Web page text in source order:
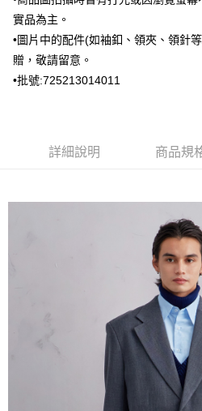
每筆NT$350，滿NT$3,500(含以上)免
LINEX 宇迅國際
實品為主。
•圖片中的配件(如袖釦、領夾、領針
贈，敬請留意。
•批號:725213014011
詳細說明 商品規